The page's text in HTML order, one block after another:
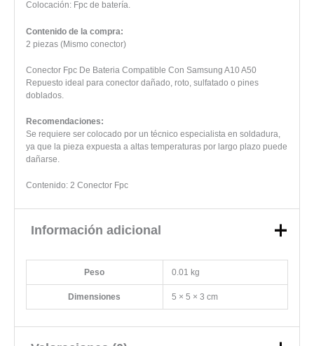
Colocación: Fpc de batería.
Contenido de la compra:
2 piezas (Mismo conector)
Conector Fpc De Bateria Compatible Con Samsung A10 A50
Repuesto ideal para conector dañado, roto, sulfatado o pines
doblados.
Recomendaciones:
Se requiere ser colocado por un técnico especialista en soldadura,
ya que la pieza expuesta a altas temperaturas por largo plazo puede
dañarse.
Contenido: 2 Conector Fpc
Información adicional
Peso 0.01 kg
Dimensiones 5 × 5 × 3 cm